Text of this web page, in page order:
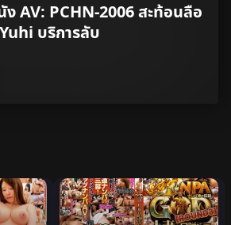
ง AV: PCHN-2006 สะท้อนลือ
บริการลับ